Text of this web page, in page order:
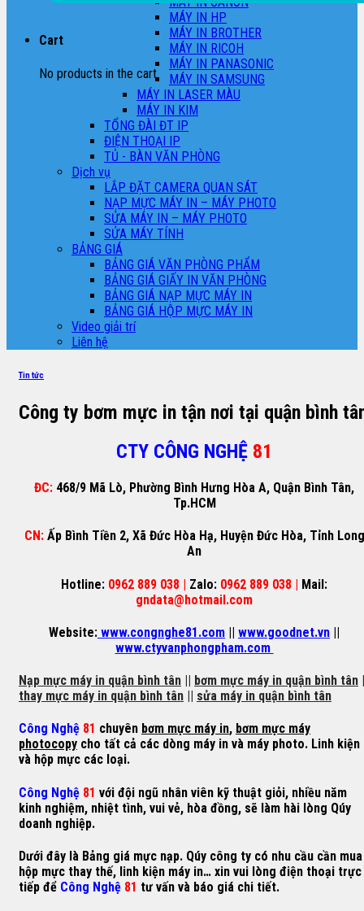
Cart
No products in the cart.
MÁY IN HP
MÁY IN BROTHER
MÁY IN RICOH
MÁY IN PANASONIC
MÁY IN SAMSUNG
MÁY IN LASER MÀU
MÁY IN KIM
TỔNG ĐÀI ĐT IP
ĐIỆN THOẠI IP
TỦ - BÀN VĂN PHÒNG
Dịch vụ
LẮP ĐẶT CAMERA QUAN SÁT
NẠP MỰC MÁY IN – MÁY PHOTO
SỬA MÁY IN – MÁY PHOTO
SỬA MÁY TÍNH
BẢNG GIÁ
BẢNG GIÁ VĂN PHÒNG PHẨM
BẢNG GIÁ GIẤY IN VĂN PHÒNG
BẢNG GIÁ NẠP MỰC MÁY IN
BẢNG GIÁ HỘP MỰC MÁY IN
Video giải trí
Liên hệ
Tin tức
Công ty bơm mực in tận nơi tại quận bình
CTY CÔNG NGHỆ 81
ĐC: 468/9 Mã Lò, Phường Bình Hưng Hòa A, Quận Bình Tân,
Tp.HCM
CN: Ấp Bình Tiền 2, Xã Đức Hòa Hạ, Huyện Đức Hòa, Tỉnh Long
An
Hotline: 0962 889 038 | Zalo: 0962 889 038 | Mail:
gndata@hotmail.com
Website: www.congnghe81.com || www.goodnet.vn ||
www.ctyvanphongpham.com
Nạp mực máy in quận bình tân bơm mực máy in quận bình tân
thay mực máy in quận bình tân
sửa máy in quận bình tân
Công Nghệ 81 chuyên bơm mực máy in, bơm mực máy
photocopy cho tất cả các dòng máy in và máy photo. Linh kiện
và hộp mực các loại.
Công Nghệ 81 với đội ngũ nhân viên kỹ thuật giỏi, nhiều năm
kinh nghiệm, nhiệt tình, vui vẻ, hòa đồng, sẽ làm hài lòng Qúy
doanh nghiệp.
Dưới đây là Bảng giá mực nạp. Qúy công ty có nhu cầu cần mua
hộp mực thay thế, linh kiện máy in… xin vui lòng điện thoại trực
tiếp để Công Nghệ 81 tư vấn và báo giá chi tiết.